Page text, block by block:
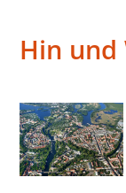
Hin und